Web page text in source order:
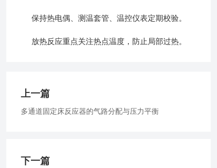
保持热电偶、测温套管、温控仪表定期校验。
放热反应重点关注热点温度，防止局部过热。
上一篇
多通道固定床反应器的气路分配与压力平衡
下一篇